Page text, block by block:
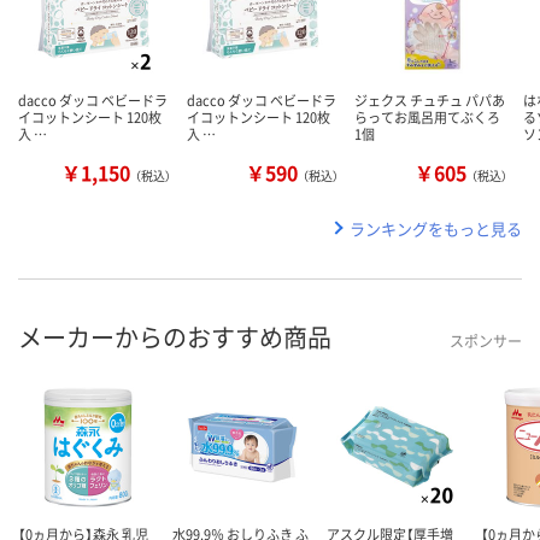
dacco ダッコ ベビードラ
イコットンシート 120枚
入 …
￥1,150 （税込）
dacco ダッコ ベビードラ
イコットンシート 120枚
入 …
￥590 （税込）
ジェクス チュチュ パパあ
らってお風呂用てぶくろ
1個
￥605 （税込）
ランキングをもっと見る
メーカーからのおすすめ商品 スポンサー
【0ヵ月から】森永 乳児 水99.9％ おしりふき ふ アスクル限定【厚手増 【0ヵ月